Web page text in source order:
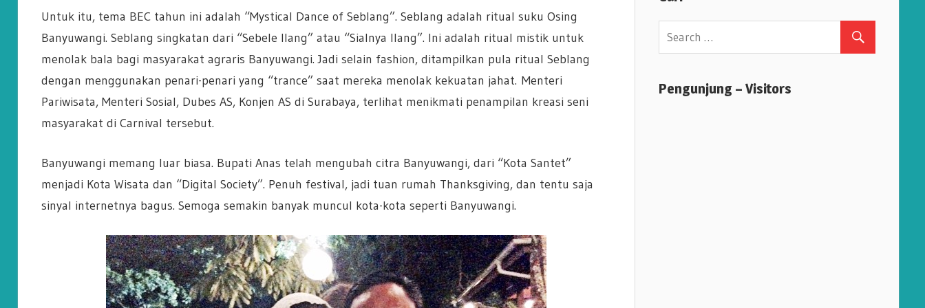
Untuk itu, tema BEC tahun ini adalah “Mystical Dance of Seblang”. Seblang adalah ritual suku Osing
Banyuwangi. Seblang singkatan dari “Sebele Ilang” atau “Sialnya Ilang”. Ini adalah ritual mistik untuk
menolak bala bagi masyarakat agraris Banyuwangi. Jadi selain fashion, ditampilkan pula ritual Seblang
dengan menggunakan penari-penari yang “trance” saat mereka menolak kekuatan jahat. Menteri
Pariwisata, Menteri Sosial, Dubes AS, Konjen AS di Surabaya, terlihat menikmati penampilan kreasi seni
masyarakat di Carnival tersebut.
Banyuwangi memang luar biasa. Bupati Anas telah mengubah citra Banyuwangi, dari “Kota Santet”
menjadi Kota Wisata dan “Digital Society”. Penuh festival, jadi tuan rumah Thanksgiving, dan tentu saja
sinyal internetnya bagus. Semoga semakin banyak muncul kota-kota seperti Banyuwangi.
Pengunjung – Visitors